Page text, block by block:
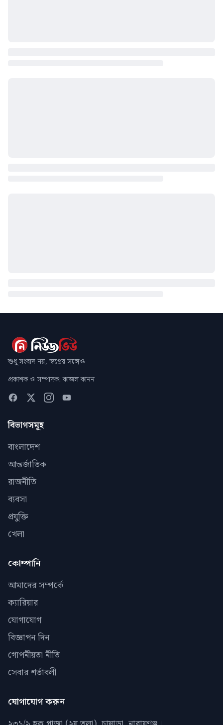
শুধু সংবাদ নয়, স্বপ্নের সঙ্গেও
প্রকাশক ও সম্পাদক: কাজল কানন
বিভাগসমূহ
বাংলাদেশ
আন্তর্জাতিক
রাজনীতি
ব্যবসা
প্রযুক্তি
খেলা
কোম্পানি
আমাদের সম্পর্কে
ক্যারিয়ার
যোগাযোগ
বিজ্ঞাপন দিন
গোপনীয়তা নীতি
সেবার শর্তাবলী
যোগাযোগ করুন